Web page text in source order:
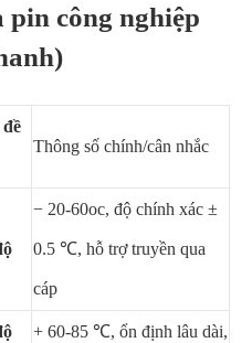
công nghiệp
Thông số chính/cân nhắc
− 20-60oc, độ chính xác ±
0.5 ℃, hỗ trợ truyền qua
cáp
+ 60-85 ℃, ổn định lâu dài,